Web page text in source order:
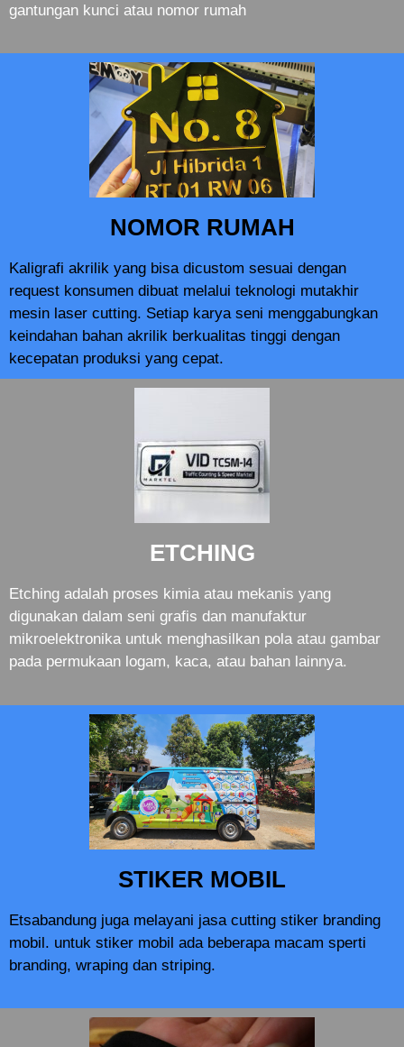
gantungan kunci atau nomor rumah
NOMOR RUMAH
Kaligrafi akrilik yang bisa dicustom sesuai dengan
request konsumen dibuat melalui teknologi mutakhir
mesin laser cutting. Setiap karya seni menggabungkan
keindahan bahan akrilik berkualitas tinggi dengan
kecepatan produksi yang cepat.
ETCHING
Etching adalah proses kimia atau mekanis yang
digunakan dalam seni grafis dan manufaktur
mikroelektronika untuk menghasilkan pola atau gambar
pada permukaan logam, kaca, atau bahan lainnya.
STIKER MOBIL
Etsabandung juga melayani jasa cutting stiker branding
mobil. untuk stiker mobil ada beberapa macam sperti
branding, wraping dan striping.